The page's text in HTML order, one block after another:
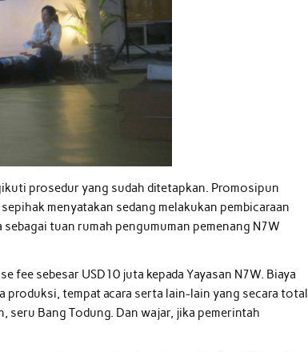
prosedur yang sudah ditetapkan. Promosipun
menyatakan sedang melakukan pembicaraan
tuan rumah pengumuman pemenang N7W
fee sebesar USD10 juta kepada Yayasan N7W. Biaya
produksi, tempat acara serta lain-lain yang secara total
seru Bang Todung. Dan wajar, jika pemerintah